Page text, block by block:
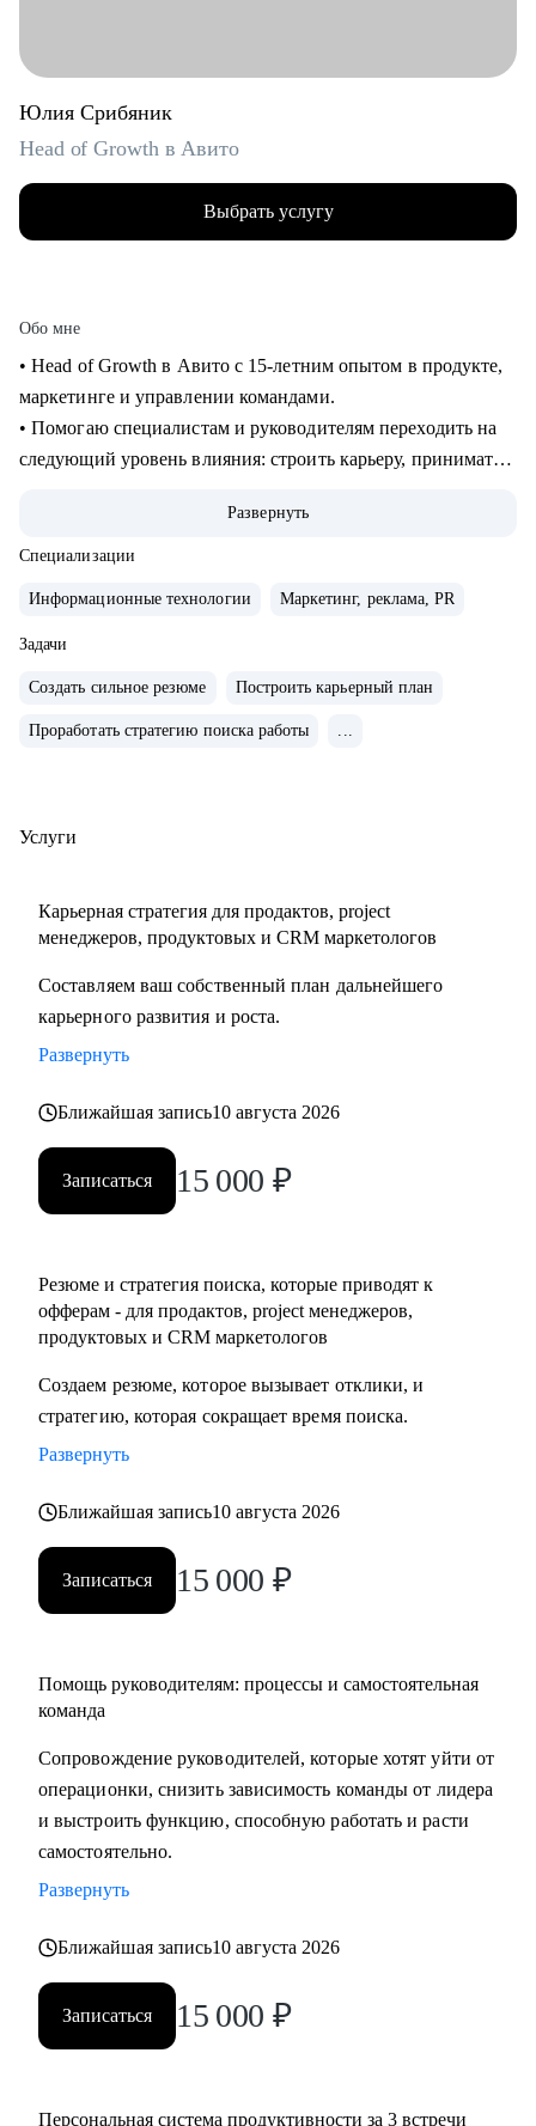
Юлия Срибяник
Head of Growth в Авито
Выбрать услугу
Обо мне
• Head of Growth в Авито с 15-летним опытом в продукте,
маркетинге и управлении командами.
• Помогаю специалистам и руководителям переходить на
следующий уровень влияния: строить карьеру, принимать
• За плечами — Авито, МегаФон, Сбер, Открытие, десятки
и публичные выступления о лидерстве и управлении.
• Ментор Авито и Women in Tech Russia.
• Сформулировать карьерную цель и разработать стратегию
нужные компании
к ревью
монетизации продуктов
• Выстроить процессы и вырастить самостоятельную
команду
задач очень много
Кому могу помочь:
• IT-специалистам уровня junior / middle / senior
• Project менеджерам
• Продуктовым и CRM маркетологам
• Тем, кто готовит карьерный рывок — внутри компании
или на новый уровень
Развернуть
Специализации
Информационные технологии Маркетинг, реклама, PR
Задачи
Создать сильное резюме Построить карьерный план
Проработать стратегию поиска работы ...
Услуги
Карьерная стратегия для продактов, project
менеджеров, продуктовых и CRM маркетологов
Составляем ваш собственный план дальнейшего
карьерного развития и роста.
Развернуть
Ближайшая запись10 августа 2026
Записаться 15 000 ₽
Резюме и стратегия поиска, которые приводят к
офферам - для продактов, project менеджеров,
продуктовых и CRM маркетологов
Создаем резюме, которое вызывает отклики, и
стратегию, которая сокращает время поиска.
Развернуть
Ближайшая запись10 августа 2026
Записаться 15 000 ₽
Помощь руководителям: процессы и самостоятельная
команда
Сопровождение руководителей, которые хотят уйти от
операционки, снизить зависимость команды от лидера
и выстроить функцию, способную работать и расти
самостоятельно.
Развернуть
Ближайшая запись10 августа 2026
Записаться 15 000 ₽
Персональная система продуктивности за 3 встречи